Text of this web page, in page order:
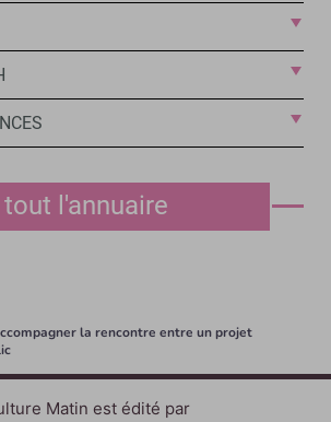
tout l'annuaire
la rencontre entre un projet
Matin est édité par